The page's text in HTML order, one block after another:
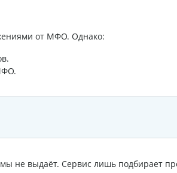
от МФО. Однако:
не выдаёт. Сервис лишь подбирает